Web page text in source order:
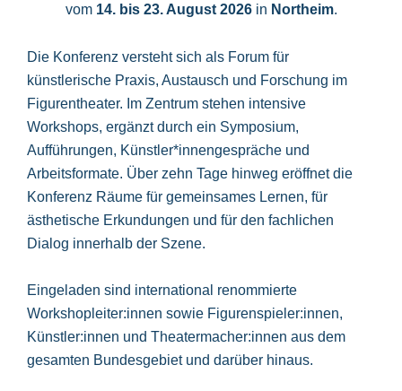
vom 14. bis 23. August 2026in Northeim.
Die Konferenz versteht sich als Forum für
künstlerische Praxis, Austausch und Forschung im
Figurentheater. Im Zentrum stehen intensive
Workshops, ergänzt durch ein Symposium,
Aufführungen, Künstler*innengespräche und
Arbeitsformate. Über zehn Tage hinweg eröffnet die
Konferenz Räume für gemeinsames Lernen, für
ästhetische Erkundungen und für den fachlichen
Dialog innerhalb der Szene.
Eingeladen sind international renommierte
Workshopleiter:innen sowie Figurenspieler:innen,
Künstler:innen und Theatermacher:innen aus dem
gesamten Bundesgebiet und darüber hinaus.